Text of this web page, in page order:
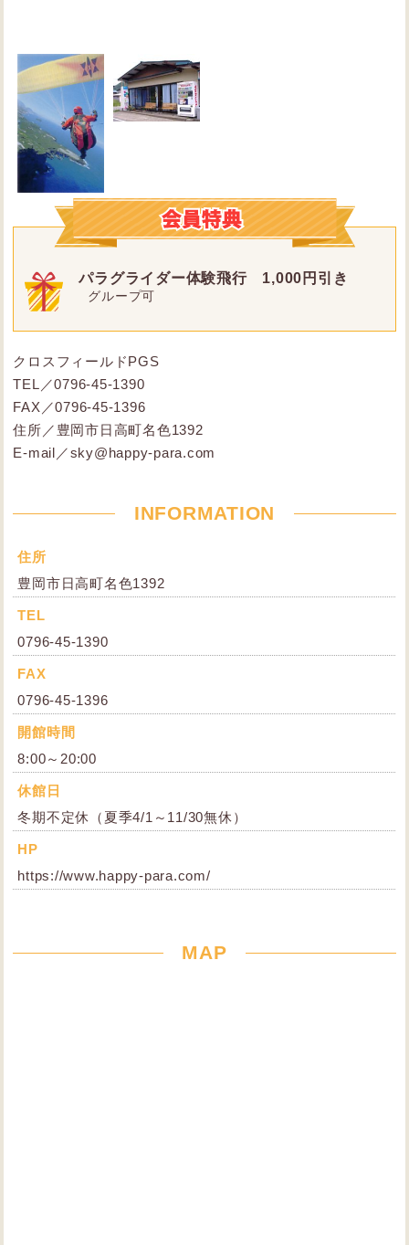
パラグライダー体験飛行 1,000円引き
グループ可
クロスフィールドPGS
TEL／0796-45-1390
FAX／0796-45-1396
住所／豊岡市日高町名色1392
E-mail／sky@happy-para.com
INFORMATION
住所
豊岡市日高町名色1392
TEL
0796-45-1390
FAX
0796-45-1396
開館時間
8:00～20:00
休館日
冬期不定休（夏季4/1～11/30無休）
HP
https://www.happy-para.com/
MAP